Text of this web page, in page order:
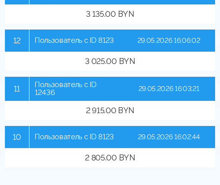
3 135.00 BYN
12 Пользователь с ID 8123
3 025.00 BYN
29.05.2026 16:06:02
11
Пользователь с ID
12436
2 915.00 BYN
29.05.2026 16:03:21
10 Пользователь с ID 8123
2 805.00 BYN
29.05.2026 16:02:44